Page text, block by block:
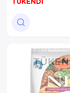
Köpek Maması 2,5